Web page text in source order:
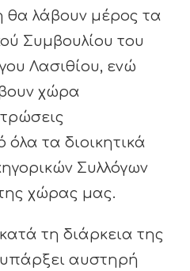
θα λάβουν μέρος τα
Συμβουλίου του
Λασιθίου, ενώ
χώρα
τα διοικητικά
Συλλόγων
χώρας μας.
τη διάρκεια της
αυστηρή